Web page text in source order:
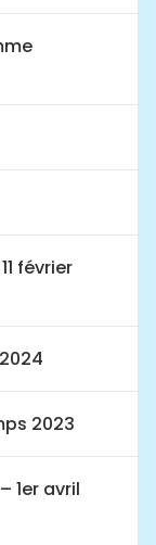
février
2023
1er avril